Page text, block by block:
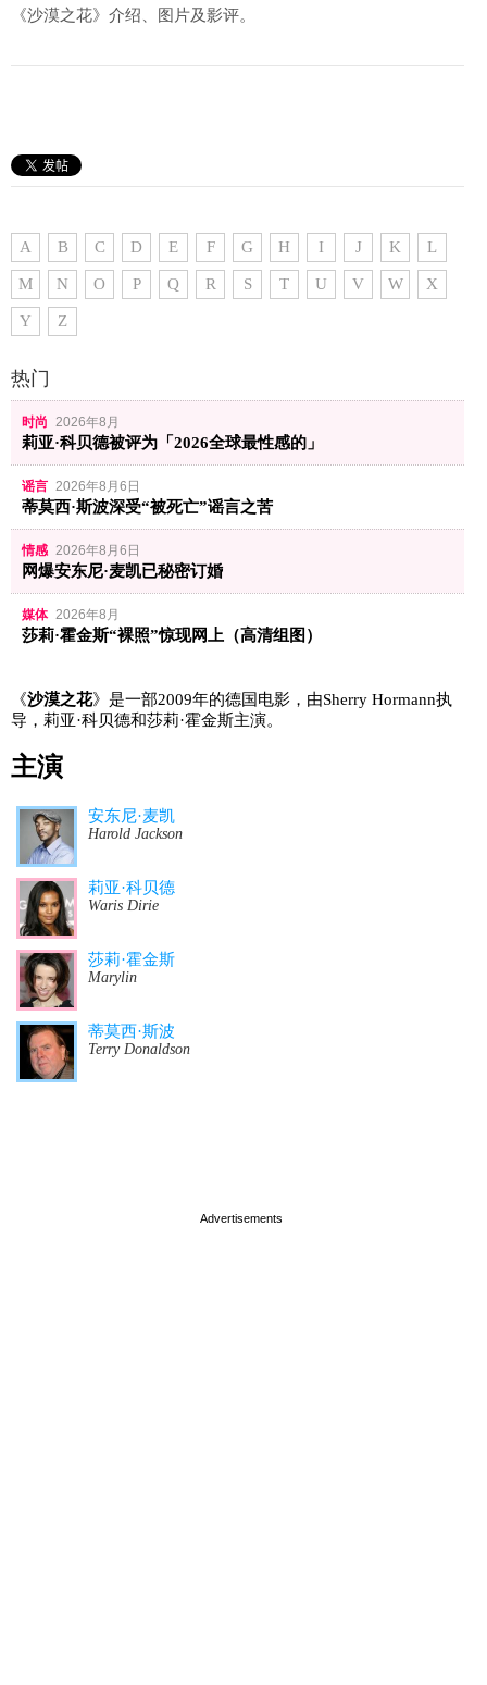
《沙漠之花》介绍、图片及影评。
A B C D E F G H I J K L
M N O P Q R S T U V W X
Y Z
热门
时尚 2026年8月
莉亚·科贝德被评为「2026全球最性感的」
谣言 2026年8月6日
蒂莫西·斯波深受“被死亡”谣言之苦
情感 2026年8月6日
网爆安东尼·麦凯已秘密订婚
媒体 2026年8月
莎莉·霍金斯“裸照”惊现网上（高清组图）
《沙漠之花》是一部2009年的德国电影，由Sherry Hormann执
导，莉亚·科贝德和莎莉·霍金斯主演。
主演
安东尼·麦凯
Harold Jackson
莉亚·科贝德
Waris Dirie
莎莉·霍金斯
Marylin
蒂莫西·斯波
Terry Donaldson